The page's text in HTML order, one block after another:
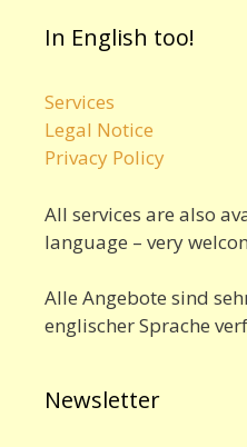
In English too!
Services
Legal Notice
Privacy Policy
All services are also
language – very
Alle Angebote sind
englischer Sprache
Newsletter